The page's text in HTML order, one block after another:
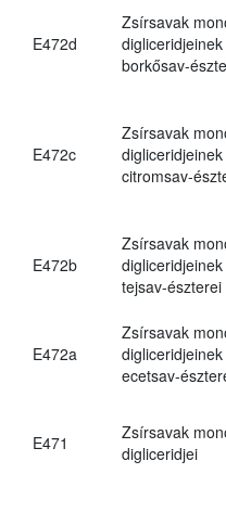
E472d
Zsírsavak
digliceridjeinek
borkősav-
E472c
Zsírsavak
digliceridjeinek
citromsav-
E472b
Zsírsavak
digliceridjeinek
tejsav-észterei
E472a
Zsírsavak
digliceridjeinek
ecetsav-
E471
Zsírsavak
digliceridjei